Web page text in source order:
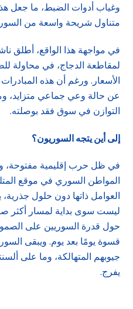
وغياب أدوات الضبط، ما جعل
متناول شريحة واسعة من
في مواجهة هذا الواقع، أطلق
لمقاطعة الدجاج، في محاولة
الأسعار. ورغم أن هذه المبادرات
عن حالة وعي جماعي متزايد،
التوازن في سوق فقد بوصلته.
إلى أين يتجه السوريون؟
في ظل حرب إقليمية مفتوحة،
المواطن السوري في موقع
العوامل ذاتها دون حلول جذرية،
ليست سوى بداية لمسار أكثر
حول قدرة السوريين على
قسوة يومًا بعد يوم. ويبقى
جيوبهم المتهالكة، وما على
يفرج.